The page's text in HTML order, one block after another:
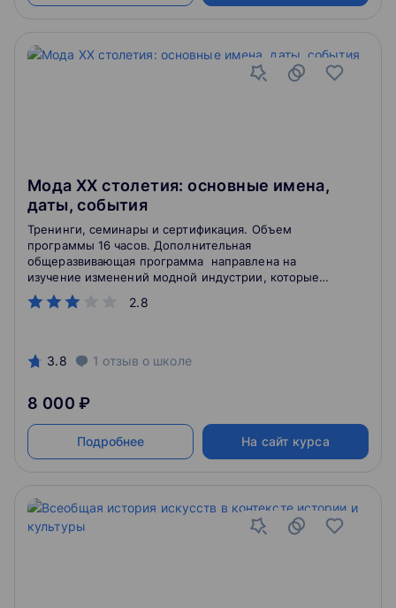
Мода ХХ столетия: основные имена,
даты, события
2.8
Тренинги, семинары и сертификация. Объем
программы 16 часов. Дополнительная
общеразвивающая программа направлена на
изучение изменений модной индустрии, которые
тесно связаны с историческими событиями в мире.
3.8 1 отзыв о школе
8 000 ₽
Подробнее На сайт курса